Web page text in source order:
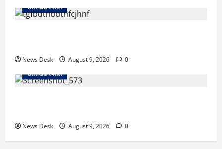
उत्तराखंड स्पेशल
News Desk August 9, 2026
0
उत्तराखंड स्पेशल
News Desk August 9, 2026 0